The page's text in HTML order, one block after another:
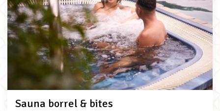
Sauna borrel & bites